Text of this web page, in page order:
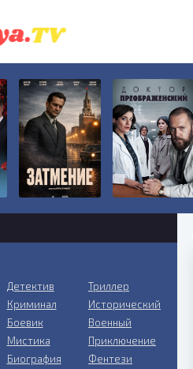
Детектив
Криминал
Боевик
Мистика
Биография
Триллер
Исторический
Военный
Приключение
Фентези